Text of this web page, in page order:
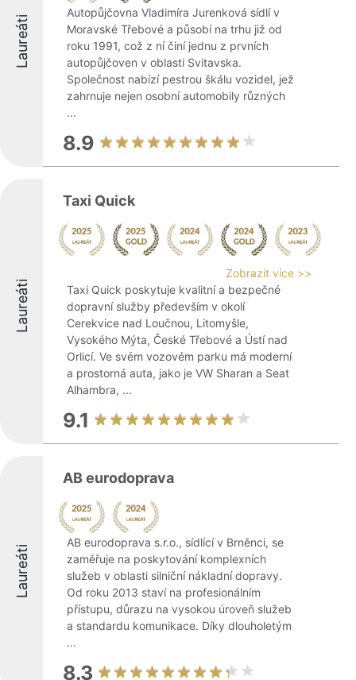
Laureáti
Autopůjčovna Vladimíra Jurenková sídlí v
Moravské Třebové a působí na trhu již od
roku 1991, což z ní činí jednu z prvních
autopůjčoven v oblasti Svitavska.
Společnost nabízí pestrou škálu vozidel, jež
zahrnuje nejen osobní automobily různých
...
8.9
Laureáti
Taxi Quick
Zobrazit více >>
Taxi Quick poskytuje kvalitní a bezpečné
dopravní služby především v okolí
Cerekvice nad Loučnou, Litomyšle,
Vysokého Mýta, České Třebové a Ústí nad
Orlicí. Ve svém vozovém parku má moderní
a prostorná auta, jako je VW Sharan a Seat
Alhambra, ...
9.1
Laureáti
AB eurodoprava
AB eurodoprava s.r.o., sídlící v Brněnci, se
zaměřuje na poskytování komplexních
služeb v oblasti silniční nákladní dopravy.
Od roku 2013 staví na profesionálním
přístupu, důrazu na vysokou úroveň služeb
a standardu komunikace. Díky dlouholetým
...
8.3